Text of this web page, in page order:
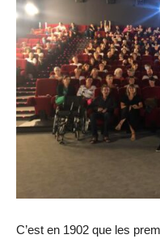
C’est en 1902 que les